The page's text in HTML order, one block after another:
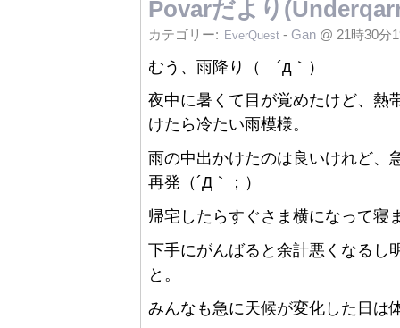
Povarだより
カテゴリー: EverQuest - Gan @ 21時30分
むう、雨降り（ ´д｀）
夜中に暑くて目が覚めたけど、熱
けたら冷たい雨模様。
雨の中出かけたのは良いけれど、
再発（´Д｀；）
帰宅したらすぐさま横になって寝
下手にがんばると余計悪くなるし
と。
みんなも急に天候が変化した日は